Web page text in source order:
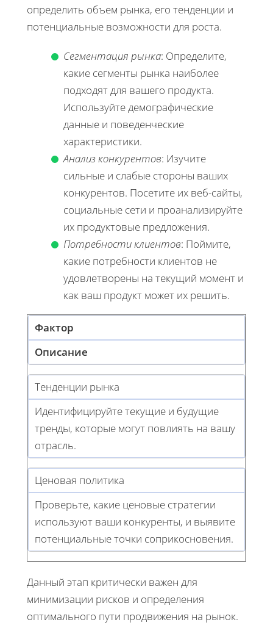
определить объем рынка, его тенденции и
потенциальные возможности для роста.
Сегментация рынка: Определите,
какие сегменты рынка наиболее
подходят для вашего продукта.
Используйте демографические
данные и поведенческие
характеристики.
Анализ конкурентов: Изучите
сильные и слабые стороны ваших
конкурентов. Посетите их веб-сайты,
социальные сети и проанализируйте
их продуктовые предложения.
Потребности клиентов: Поймите,
какие потребности клиентов не
удовлетворены на текущий момент и
как ваш продукт может их решить.
Фактор
Описание
Тенденции рынка
Идентифицируйте текущие и будущие
тренды, которые могут повлиять на вашу
отрасль.
Ценовая политика
Проверьте, какие ценовые стратегии
используют ваши конкуренты, и выявите
потенциальные точки соприкосновения.
Данный этап критически важен для
минимизации рисков и определения
оптимального пути продвижения на рынок.